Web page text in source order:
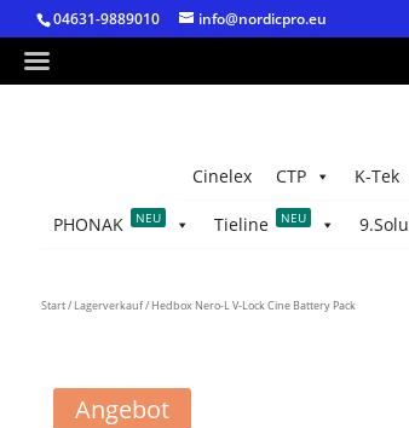
04631-9889010 info@nordicpro.eu
K-Tek
CTP
Cinelex
PHONAK NEU Tieline NEU
Start/ Lagerverkauf/ Hedbox Nero-L V-Lock Cine Battery Pack
Angebot